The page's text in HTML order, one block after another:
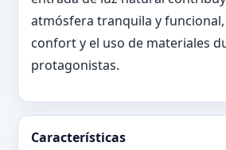
atmósfera tranquila y
confort y el uso de materiales
protagonistas.
Características